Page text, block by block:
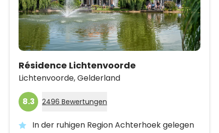
Résidence Lichtenvoorde
Lichtenvoorde,Gelderland
8.3 2496 Bewertungen
In der ruhigen Region Achterhoek gelegen